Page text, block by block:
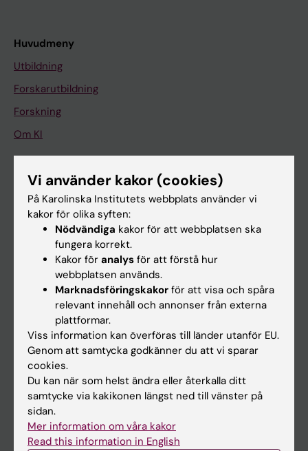
Huvudmeny
Utbildning
Forskarutbildning
Forskning
Om KI
På gång
Nyheter
Kalender
Student
Schema
Studentmejlen
Kurs- och programwebbar
Student på KI
Medarbetare
Vi använder kakor (cookies)
På Karolinska Institutets webbplats använder vi
kakor för olika syften:
Nödvändiga kakor för att webbplatsen ska
fungera korrekt.
Kakor för analys för att förstå hur
webbplatsen används.
Marknadsföringskakor för att visa och spåra
relevant innehåll och annonser från externa
plattformar.
Viss information kan överföras till länder utanför EU.
Genom att samtycka godkänner du att vi sparar
cookies.
Du kan när som helst ändra eller återkalla ditt
samtycke via kakikonen längst ned till vänster på
sidan.
Mer information om våra kakor
Read this information in English